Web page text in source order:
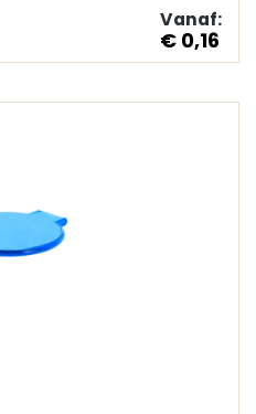
Vanaf:
€ 0,16